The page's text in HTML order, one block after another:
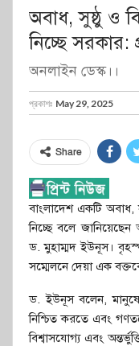
অবাধ, সুষ্ঠু ও
নিচ্ছে সরকার:
অনলাইন ডেস্ক।।
প্রকাশঃ May 29, 2025
Share
বাংলাদেশ একটি অবাধ,
নিচ্ছে বলে জানিয়েছেন
ড. মুহাম্মদ ইউনূস।
সম্মেলনে দেয়া এক
ড. ইউনূস বলেন, মানুষের
নিশ্চিত করতে এবং
বিশ্বাসযোগ্য এবং